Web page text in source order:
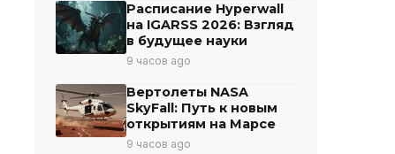
Расписание Hyperwall
на IGARSS 2026: Взгляд
в будущее науки
9 часов ago
Вертолеты NASA
SkyFall: Путь к новым
открытиям на Марсе
9 часов ago